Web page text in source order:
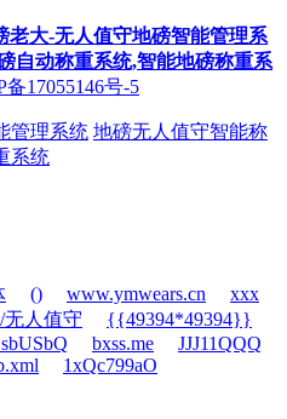
老大-无人值守地磅智能管理系
自动称重系统,智能地磅称重系
备17055146号-5
管理系统 地磅无人值守智能称
系统
() www.ymwears.cn
xxx
无人值守
{{49394*49394}}
bxss.me
JJJ11QQQ
1xQc799aO